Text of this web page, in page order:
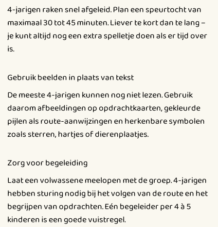
4-jarigen raken snel afgeleid. Plan een speurtocht van
maximaal 30 tot 45 minuten. Liever te kort dan te lang –
je kunt altijd nog een extra spelletje doen als er tijd over
is.
Gebruik beelden in plaats van tekst
De meeste 4-jarigen kunnen nog niet lezen. Gebruik
daarom afbeeldingen op opdrachtkaarten, gekleurde
pijlen als route-aanwijzingen en herkenbare symbolen
zoals sterren, hartjes of dierenplaatjes.
Zorg voor begeleiding
Laat een volwassene meelopen met de groep. 4-jarigen
hebben sturing nodig bij het volgen van de route en het
begrijpen van opdrachten. Eén begeleider per 4 à 5
kinderen is een goede vuistregel.